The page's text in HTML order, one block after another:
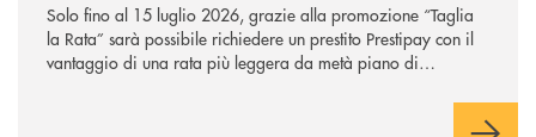
Solo fino al 15 luglio 2026, grazie alla promozione “Taglia
la Rata” sarà possibile richiedere un prestito Prestipay con il
vantaggio di una rata più leggera da metà piano di